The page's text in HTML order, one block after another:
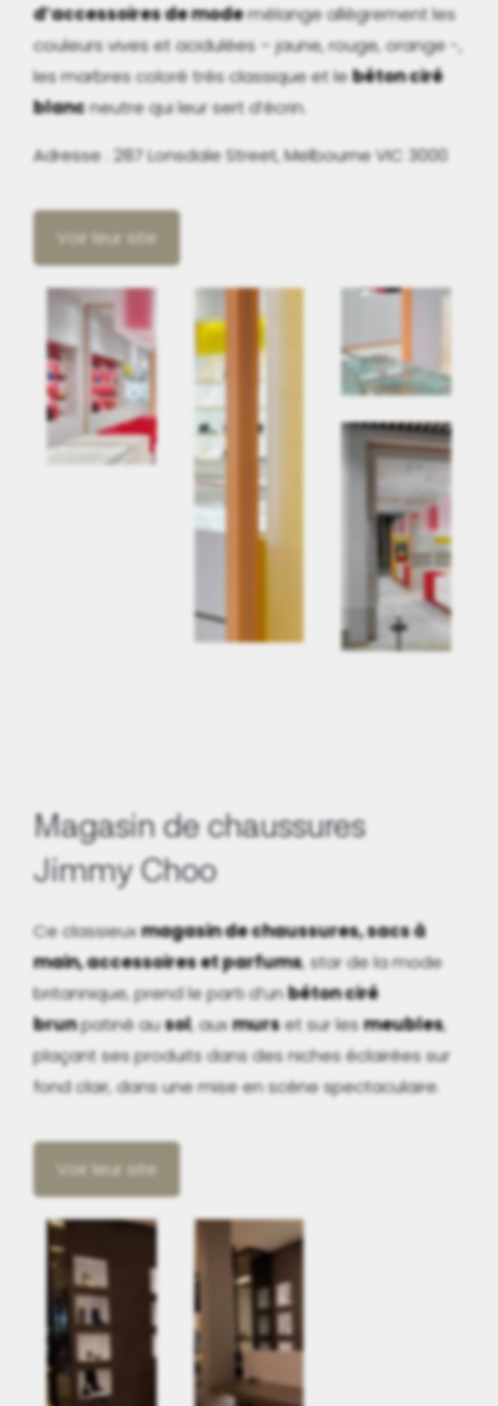
d’accessoires de modemélange allègrement les
couleurs vives et acidulées – jaune, rouge, orange -,
les marbres coloré très classique et lebéton ciré
blancneutre qui leur sert d’écrin.
Adresse : 287 Lonsdale Street, Melbourne VIC 3000
Voir leur site
Magasin de chaussures
Jimmy Choo
Ce classieuxmagasin de chaussures, sacs à
main, accessoires et parfums, star de la mode
britannique, prend le parti d’unbéton ciré
brunpatiné ausol, auxmurset sur lesmeubles,
plaçant ses produits dans des niches éclairées sur
fond clair, dans une mise en scène spectaculaire.
Voir leur site